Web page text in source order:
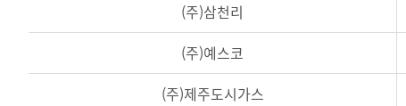
(주)삼천리
(주)예스코
(주)제주도시가스